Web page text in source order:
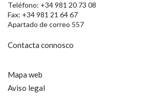
Teléfono: +34 981 20 73 08
Fax: +34 981 21 64 67
Apartado de correo 557
Contacta connosco
Mapa web
Aviso legal